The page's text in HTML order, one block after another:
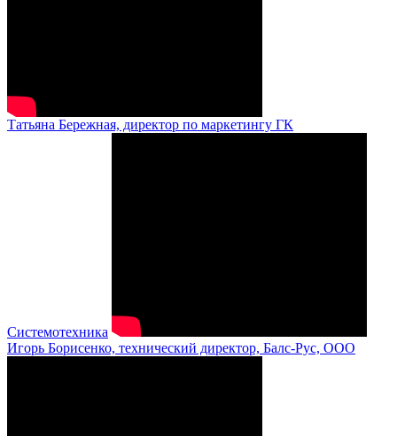
Татьяна Бережная, директор по маркетингу ГК
Системотехника
Игорь Борисенко, технический директор, Балс-Рус, ООО